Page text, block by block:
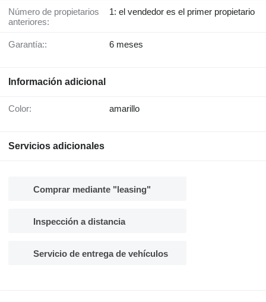
Número de propietarios
anteriores:
1: el vendedor es el primer propietario
Garantía:: 6 meses
Información adicional
Color: amarillo
Servicios adicionales
Comprar mediante "leasing"
Inspección a distancia
Servicio de entrega de vehículos